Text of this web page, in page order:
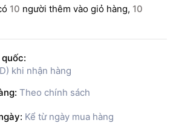
10 người thêm vào giỏ hàng, 10
khi nhận hàng
Theo chính sách
Kể từ ngày mua hàng